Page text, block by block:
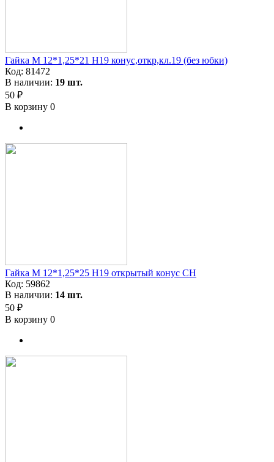
Гайка M 12*1,25*21 H19 конус,откр,кл.19 (без юбки)
Код: 81472
В наличии: 19 шт.
50 ₽
В корзину 0
Гайка M 12*1,25*25 H19 открытый конус CH
Код: 59862
В наличии: 14 шт.
50 ₽
В корзину 0